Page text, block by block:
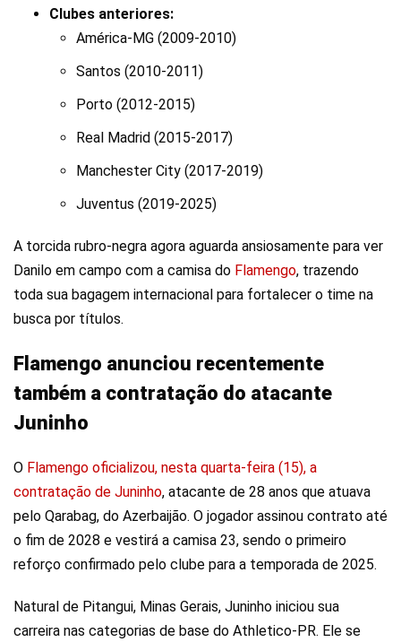
Clubes anteriores:
América-MG (2009-2010)
Santos (2010-2011)
Porto (2012-2015)
Real Madrid (2015-2017)
Manchester City (2017-2019)
Juventus (2019-2025)
A torcida rubro-negra agora aguarda ansiosamente para ver
Danilo em campo com a camisa do Flamengo, trazendo
toda sua bagagem internacional para fortalecer o time na
busca por títulos.
Flamengo anunciou recentemente
também a contratação do atacante
Juninho
O Flamengo oficializou, nesta quarta-feira (15), a
contratação de Juninho, atacante de 28 anos que atuava
pelo Qarabag, do Azerbaijão. O jogador assinou contrato até
o fim de 2028 e vestirá a camisa 23, sendo o primeiro
reforço confirmado pelo clube para a temporada de 2025.
Natural de Pitangui, Minas Gerais, Juninho iniciou sua
carreira nas categorias de base do Athletico-PR. Ele se